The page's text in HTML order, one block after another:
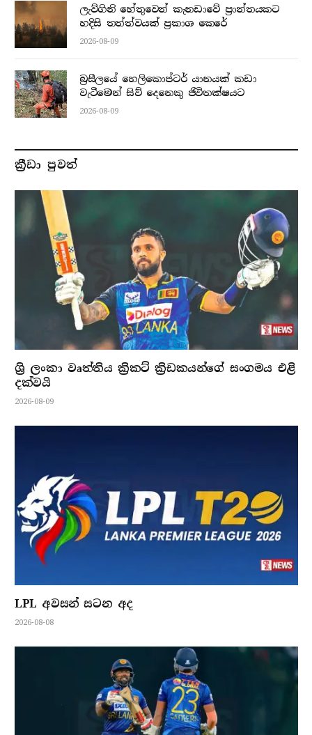
ලැව්ගිනි හේතුවෙන් කැනඩාවේ ප්‍රාන්තයකට
හදිසි තත්ත්වයක් ප්‍රකාශ කෙරේ
2026-08-09
බ්‍රසීලයේ හෙලිකොප්ටර් යානයක් කඩා
වැටීමෙන් සිව් දෙනෙකු ජිවිතක්ෂයට
2026-08-09
ක්‍රීඩා පුවත්
ශ්‍රි ලංකා වෘත්තිය ක්‍රිකට් ක්‍රිඩකයන්ගේ සංගමය එළි
දක්වයි
2026-08-09
LPL අවසන් සටන අද
2026-08-08